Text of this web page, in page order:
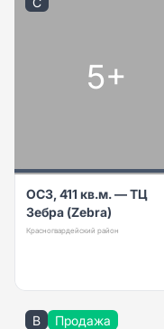
5+
ОСЗ, 411 кв.м. — ТЦ
Зебра (Zebra)
Красногвардейский район
B Продажа